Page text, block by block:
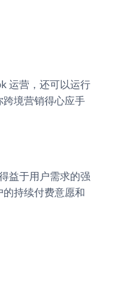
运营，还可以运行
境营销得心应手
益于用户需求的强
持续付费意愿和